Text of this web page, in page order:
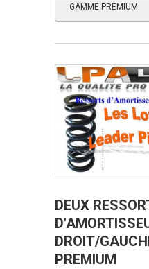
GAMME PREMIUM
DEUX
DROIT/
PREMIUM